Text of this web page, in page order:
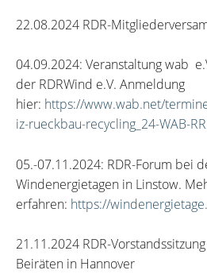
22.08.2024 RDR-
04.09.2024: Veranstaltung wab
der RDRWind e.V. Anmeldung
hier: https://www.wab.net/
iz-rueckbau-recycling_24-WAB-
05.-07.11.2024: RDR-Forum bei
Windenergietagen in Linstow.
erfahren: https://
21.11.2024 RDR-
Beiräten in Hannover